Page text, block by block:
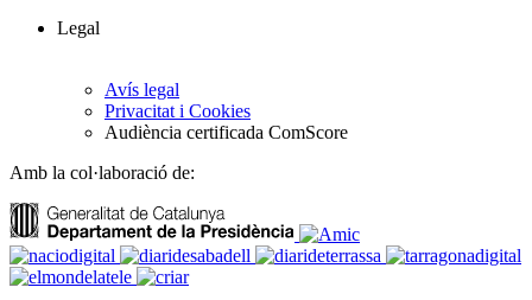
Legal
Avís legal
Privacitat i Cookies
Audiència certificada ComScore
Amb la col·laboració de: